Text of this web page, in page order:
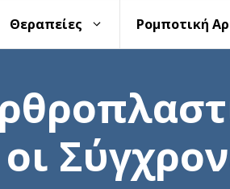
Κατάγματα
Θεραπείες Ρομποτική